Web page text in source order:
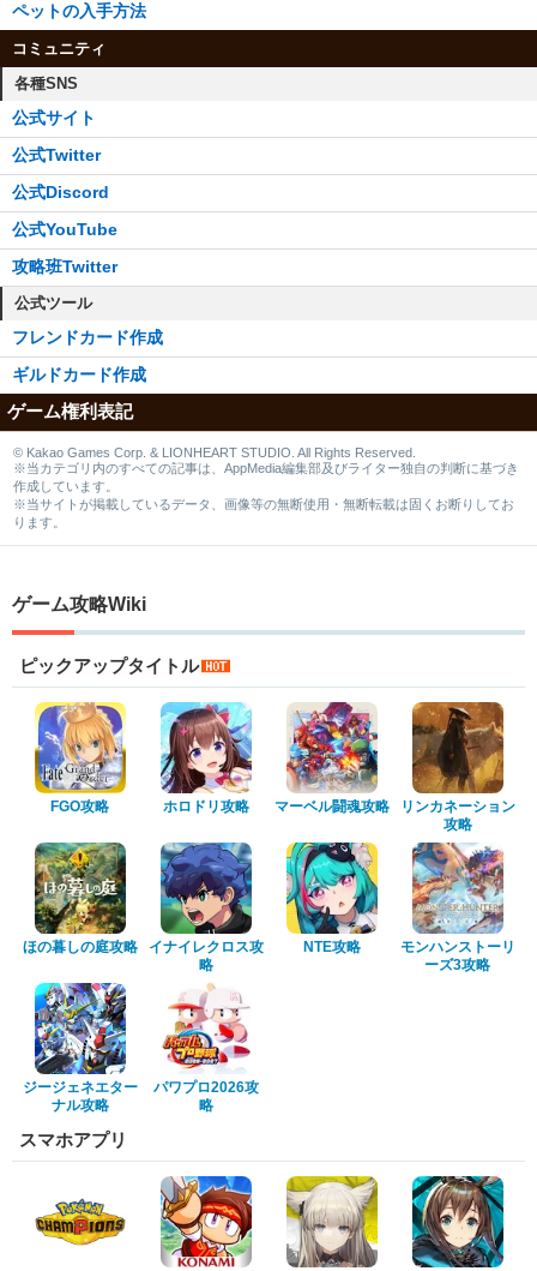
ペットの入手方法
コミュニティ
各種SNS
公式サイト
公式Twitter
公式Discord
公式YouTube
攻略班Twitter
公式ツール
フレンドカード作成
ギルドカード作成
ゲーム権利表記
© Kakao Games Corp. & LIONHEART STUDIO. All Rights Reserved.
※当カテゴリ内のすべての記事は、AppMedia編集部及びライター独自の判断に基づき
作成しています。
※当サイトが掲載しているデータ、画像等の無断使用・無断転載は固くお断りしてお
ります。
ゲーム攻略Wiki
ピックアップタイトル
FGO攻略 ホロドリ攻略 マーベル闘魂攻略
リンカネーション
攻略
ほの暮しの庭攻略
イナイレクロス攻
略
NTE攻略
モンハンストーリ
ーズ3攻略
ジージェネエター
ナル攻略
パワプロ2026攻
略
スマホアプリ